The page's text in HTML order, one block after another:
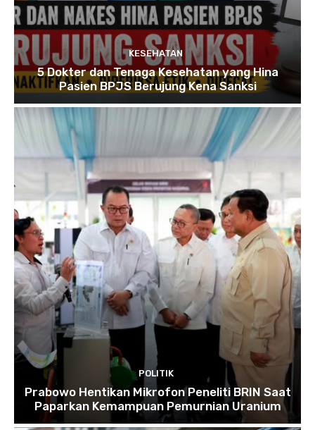
KESEHATAN
5 Dokter dan Tenaga Kesehatan yang Hina
Pasien BPJS Berujung Kena Sanksi
POLITIK
Prabowo Hentikan Mikrofon Peneliti BRIN Saat
Paparkan Kemampuan Pemurnian Uranium